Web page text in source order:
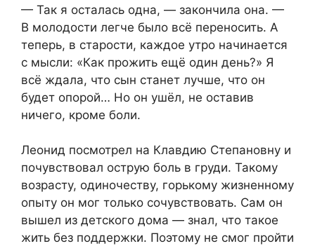
— Так я осталась одна, — закончила она. —
В молодости легче было всё переносить. А
теперь, в старости, каждое утро начинается
с мысли: «Как прожить ещё один день?» Я
всё ждала, что сын станет лучше, что он
будет опорой… Но он ушёл, не оставив
ничего, кроме боли.
Леонид посмотрел на Клавдию Степановну и
почувствовал острую боль в груди. Такому
возрасту, одиночеству, горькому жизненному
опыту он мог только сочувствовать. Сам он
вышел из детского дома — знал, что такое
жить без поддержки. Поэтому не смог пройти